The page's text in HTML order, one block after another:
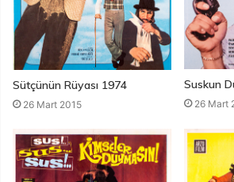
Sütçünün Rüyası 1974
26 Mart 2015
Suskun
26 Mart